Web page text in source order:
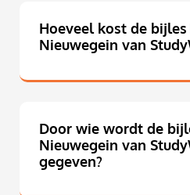
Hoeveel kost de bijles
Nieuwegein van
Door wie wordt de
Nieuwegein van
gegeven?